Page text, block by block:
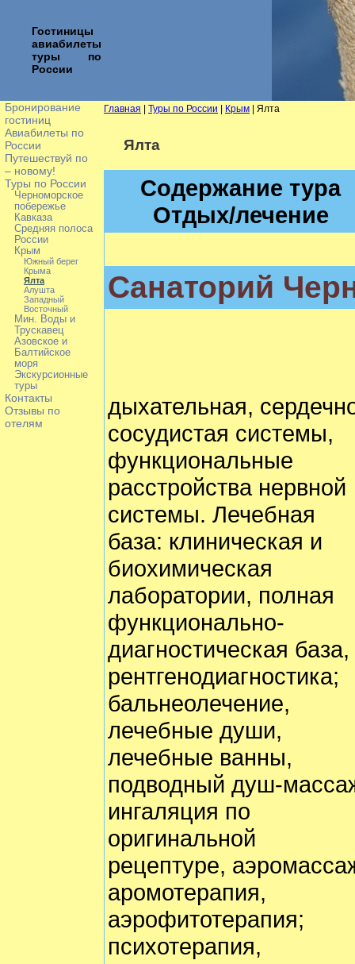
Гостиницы
авиабилеты
туры по
России
Бронирование
гостиниц
Авиабилеты по
России
Путешествуй по
– новому!
Туры по России
Черноморское
побережье
Кавказа
Средняя полоса
России
Крым
Южный берег
Крыма
Ялта
Алушта
Западный
Восточный
Мин. Воды и
Трускавец
Азовское и
Балтийское
моря
Экскурсионные
туры
Контакты
Отзывы по
отелям
Главная Туры по России Крым | Ялта
Ялта
Содержание тура
Отдых/лечение
Санаторий
дыхательная,
сосудистая системы,
функциональные
расстройства нервной
системы. Лечебная
база: клиническая и
биохимическая
лаборатории, полная
функционально-
диагностическая база,
рентгенодиагностика;
бальнеолечение,
лечебные души,
лечебные ванны,
подводный душ-
ингаляция по
оригинальной
рецептуре,
аромотерапия,
аэрофитотерапия;
психотерапия,